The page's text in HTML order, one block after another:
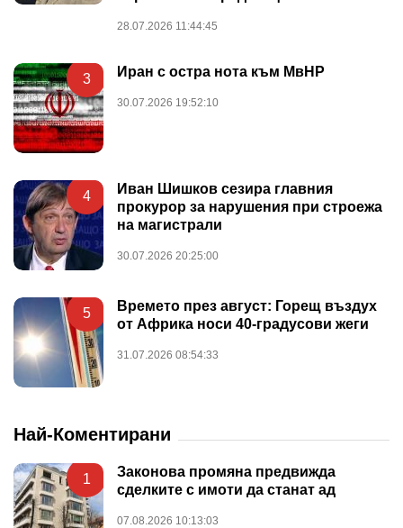
28.07.2026 11:44:45
3 Иран с остра нота към МвНР
30.07.2026 19:52:10
4
Иван Шишков сезира главния
прокурор за нарушения при строежа
на магистрали
30.07.2026 20:25:00
5
Времето през август: Горещ въздух
от Африка носи 40-градусови жеги
31.07.2026 08:54:33
Най-Коментирани
1
Законова промяна предвижда
сделките с имоти да станат ад
07.08.2026 10:13:03